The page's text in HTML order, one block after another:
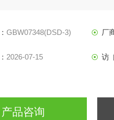
GBW07348(DSD-3) 厂
2026-07-15 访
产品咨询